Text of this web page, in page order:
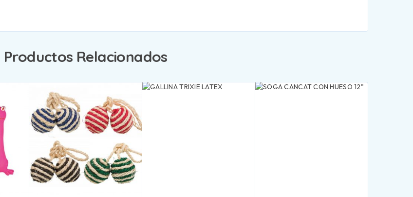
Productos Relacionados